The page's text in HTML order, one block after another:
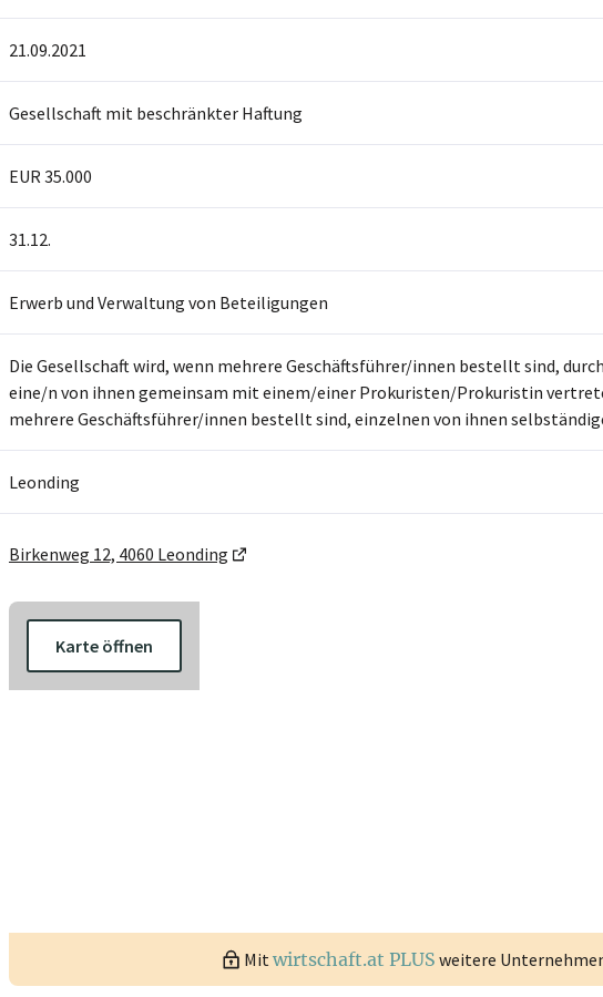
21.09.2021
Gesellschaft mit beschränkter Haftung
EUR 35.000
31.12.
Erwerb und Verwaltung von Beteiligungen
Die Gesellschaft wird, wenn mehrere Geschäftsführer/innen bestellt sind,
eine/n von ihnen gemeinsam mit einem/einer Prokuristen/Prokuristin
mehrere Geschäftsführer/innen bestellt sind, einzelnen von ihnen
Leonding
Birkenweg 12, 4060 Leonding
Karte öffnen
Mitwirtschaft.at PLUS weitere